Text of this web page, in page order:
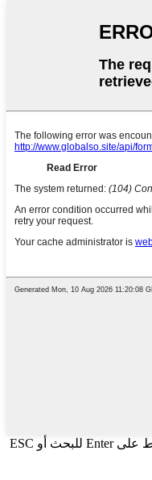
اضغط على Enter للبحث أو ESC